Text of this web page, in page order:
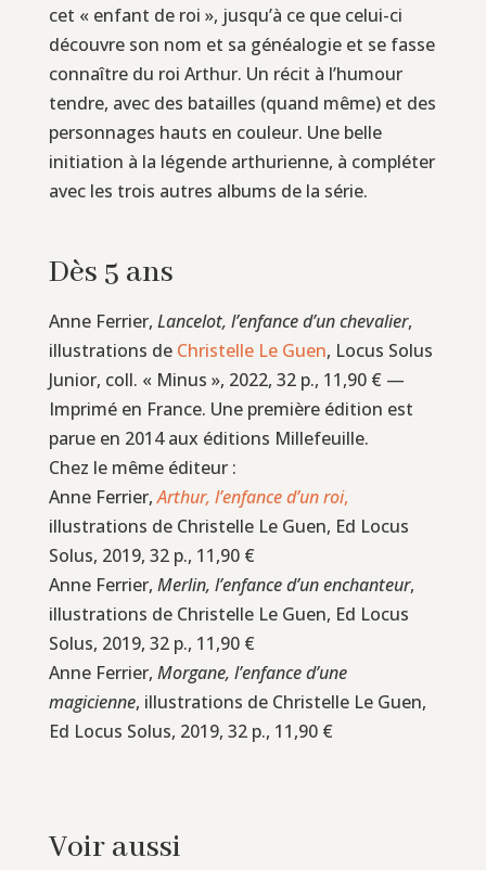
cet « enfant de roi », jusqu’à ce que celui-ci
découvre son nom et sa généalogie et se fasse
connaître du roi Arthur. Un récit à l’humour
tendre, avec des batailles (quand même) et des
personnages hauts en couleur. Une belle
initiation à la légende arthurienne, à compléter
avec les trois autres albums de la série.
Dès 5 ans
Anne Ferrier, Lancelot, l’enfance d’un chevalier,
illustrations de Christelle Le Guen, Locus Solus
Junior, coll. « Minus », 2022, 32 p., 11,90 € —
Imprimé en France. Une première édition est
parue en 2014 aux éditions Millefeuille.
Chez le même éditeur :
Anne Ferrier,Arthur, l’enfance d’un roi,
illustrations de Christelle Le Guen, Ed Locus
Solus, 2019, 32 p., 11,90 €
Anne Ferrier, Merlin, l’enfance d’un enchanteur,
illustrations de Christelle Le Guen, Ed Locus
Solus, 2019, 32 p., 11,90 €
Anne Ferrier, Morgane, l’enfance d’une
magicienne, illustrations de Christelle Le Guen,
Ed Locus Solus, 2019, 32 p., 11,90 €
Voir aussi